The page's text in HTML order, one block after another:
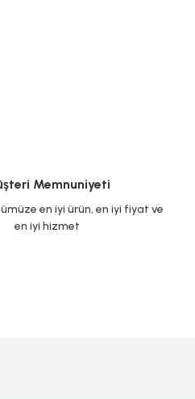
Memnuniyeti
en iyi ürün, en iyi fiyat ve
en iyi hizmet